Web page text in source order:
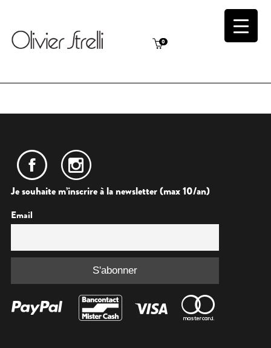
0
Je souhaite m’inscrire à la newsletter (max 10/an)
Email